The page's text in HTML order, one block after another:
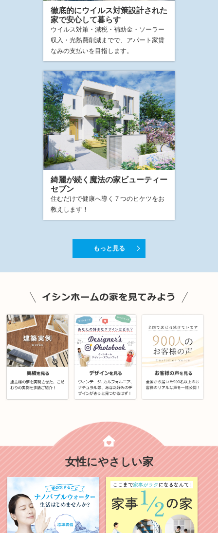
徹底的にウイルス対策設計された
家で安心して暮らす
ウイルス対策・減税・補助金・ソーラー
収入・光熱費削減までで、アパート家賃
なみの支払いを目指します。
綺麗が続く魔法の家ビューティー
セブン
住むだけで健康へ導く７つのヒケツをお
教えします！
もっと見る
女性にやさしい家